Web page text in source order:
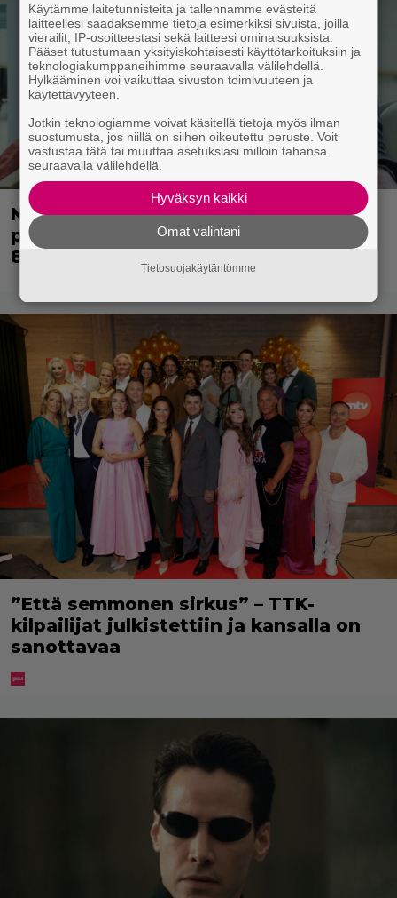
Nyt Netflixissä: Yksi viime vuosien
parhaista rikossarjoista – IMDB-arvio
8,8
”Että semmonen sirkus” – TTK-
kilpailijat julkistettiin ja kansalla on
sanottavaa
Käytämme laitetunnisteita ja tallennamme evästeitä
laitteellesi saadaksemme tietoja esimerkiksi sivuista, joilla
vierailit, IP-osoitteestasi sekä laitteesi ominaisuuksista.
Pääset tutustumaan yksityiskohtaisesti käyttötarkoituksiin ja
teknologiakumppaneihimme seuraavalla välilehdellä.
Hylkääminen voi vaikuttaa sivuston toimivuuteen ja
käytettävyyteen.
Jotkin teknologiamme voivat käsitellä tietoja myös ilman
suostumusta, jos niillä on siihen oikeutettu peruste. Voit
vastustaa tätä tai muuttaa asetuksiasi milloin tahansa
seuraavalla välilehdellä.
Hyväksyn kaikki
Omat valintani
Tietosuojakäytäntömme